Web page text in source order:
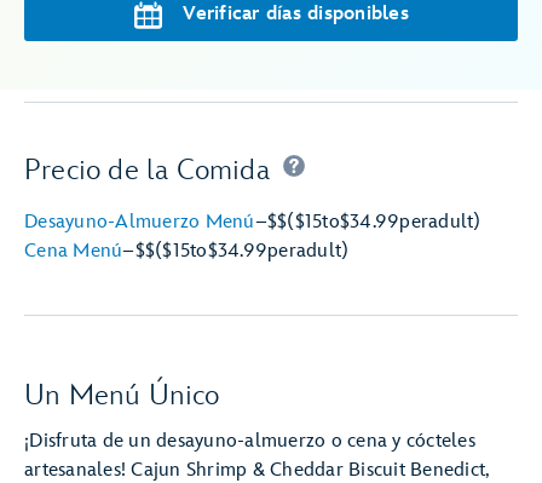
Verificar días disponibles
Precio de la Comida
Desayuno-Almuerzo Menú–$$($15to$34.99peradult)
Cena Menú–$$($15to$34.99peradult)
Un Menú Único
¡Disfruta de un desayuno-almuerzo o cena y cócteles
artesanales! Cajun Shrimp & Cheddar Biscuit Benedict,